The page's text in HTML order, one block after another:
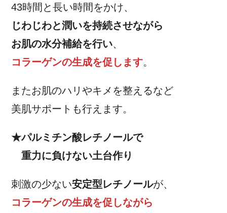
43時間と長い時間をかけ、
じわじわと潤いを持続させながら
お肌の水分補給を行い、
コラーゲンの生成を促します。
またお肌のハリやキメを整えるなど
美肌サポートも行えます。
★パルミチン酸レチノールで
重力に負けない土台作り
刺激の少ない安定型レチノールが、
コラーゲンの生成を促しながら